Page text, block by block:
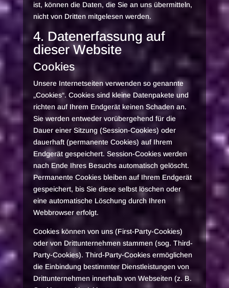
ist, können die Daten, die Sie an uns übermitteln,
nicht von Dritten mitgelesen werden.
4. Datenerfassung auf
dieser Website
Cookies
Unsere Internetseiten verwenden so genannte
„Cookies“. Cookies sind kleine Datenpakete und
richten auf Ihrem Endgerät keinen Schaden an.
Sie werden entweder vorübergehend für die
Dauer einer Sitzung (Session-Cookies) oder
dauerhaft (permanente Cookies) auf Ihrem
Endgerät gespeichert. Session-Cookies werden
nach Ende Ihres Besuchs automatisch gelöscht.
Permanente Cookies bleiben auf Ihrem Endgerät
gespeichert, bis Sie diese selbst löschen oder
eine automatische Löschung durch Ihren
Webbrowser erfolgt.
Cookies können von uns (First-Party-Cookies)
oder von Drittunternehmen stammen (sog. Third-
Party-Cookies). Third-Party-Cookies ermöglichen
die Einbindung bestimmter Dienstleistungen von
Drittunternehmen innerhalb von Webseiten (z. B.